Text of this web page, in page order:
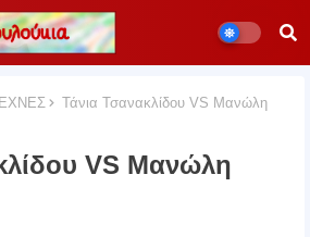
Τάνια Τσανακλίδου VS Μανώλη
VS Μανώλη